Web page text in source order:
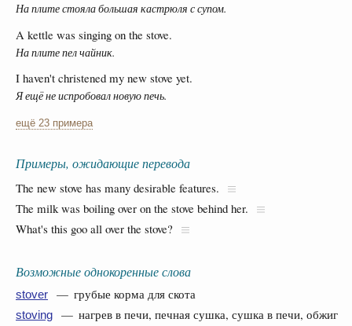
На плите стояла большая кастрюля с супом.
A kettle was singing on the stove.
На плите пел чайник.
I haven't christened my new stove yet.
Я ещё не испробовал новую печь.
ещё 23 примера
Примеры, ожидающие перевода
The new stove has many desirable features.
The milk was boiling over on the stove behind her.
What's this goo all over the stove?
Возможные однокоренные слова
stover — грубые корма для скота
stoving — нагрев в печи, печная сушка, сушка в печи, обжиг